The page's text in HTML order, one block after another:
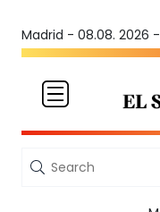
Madrid - 08.08. 2026 -